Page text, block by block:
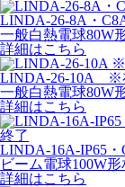
LINDA-26-8A・
一般白熱電球80W
詳細はこちら
LINDA-26-10A ※
一般白熱電球80W
詳細はこちら
LINDA-16A-IP65・
ビーム電球100W形
詳細はこちら